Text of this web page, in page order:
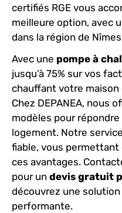
certifiés RGE vous
meilleure option, avec
dans la région de
Avec une pompe à
jusqu’à 75% sur vos
chauffant votre maison
Chez DEPANEA, nous
modèles pour
logement. Notre
fiable, vous
ces avantages.
pour un devis gratuit
découvrez une
performante.